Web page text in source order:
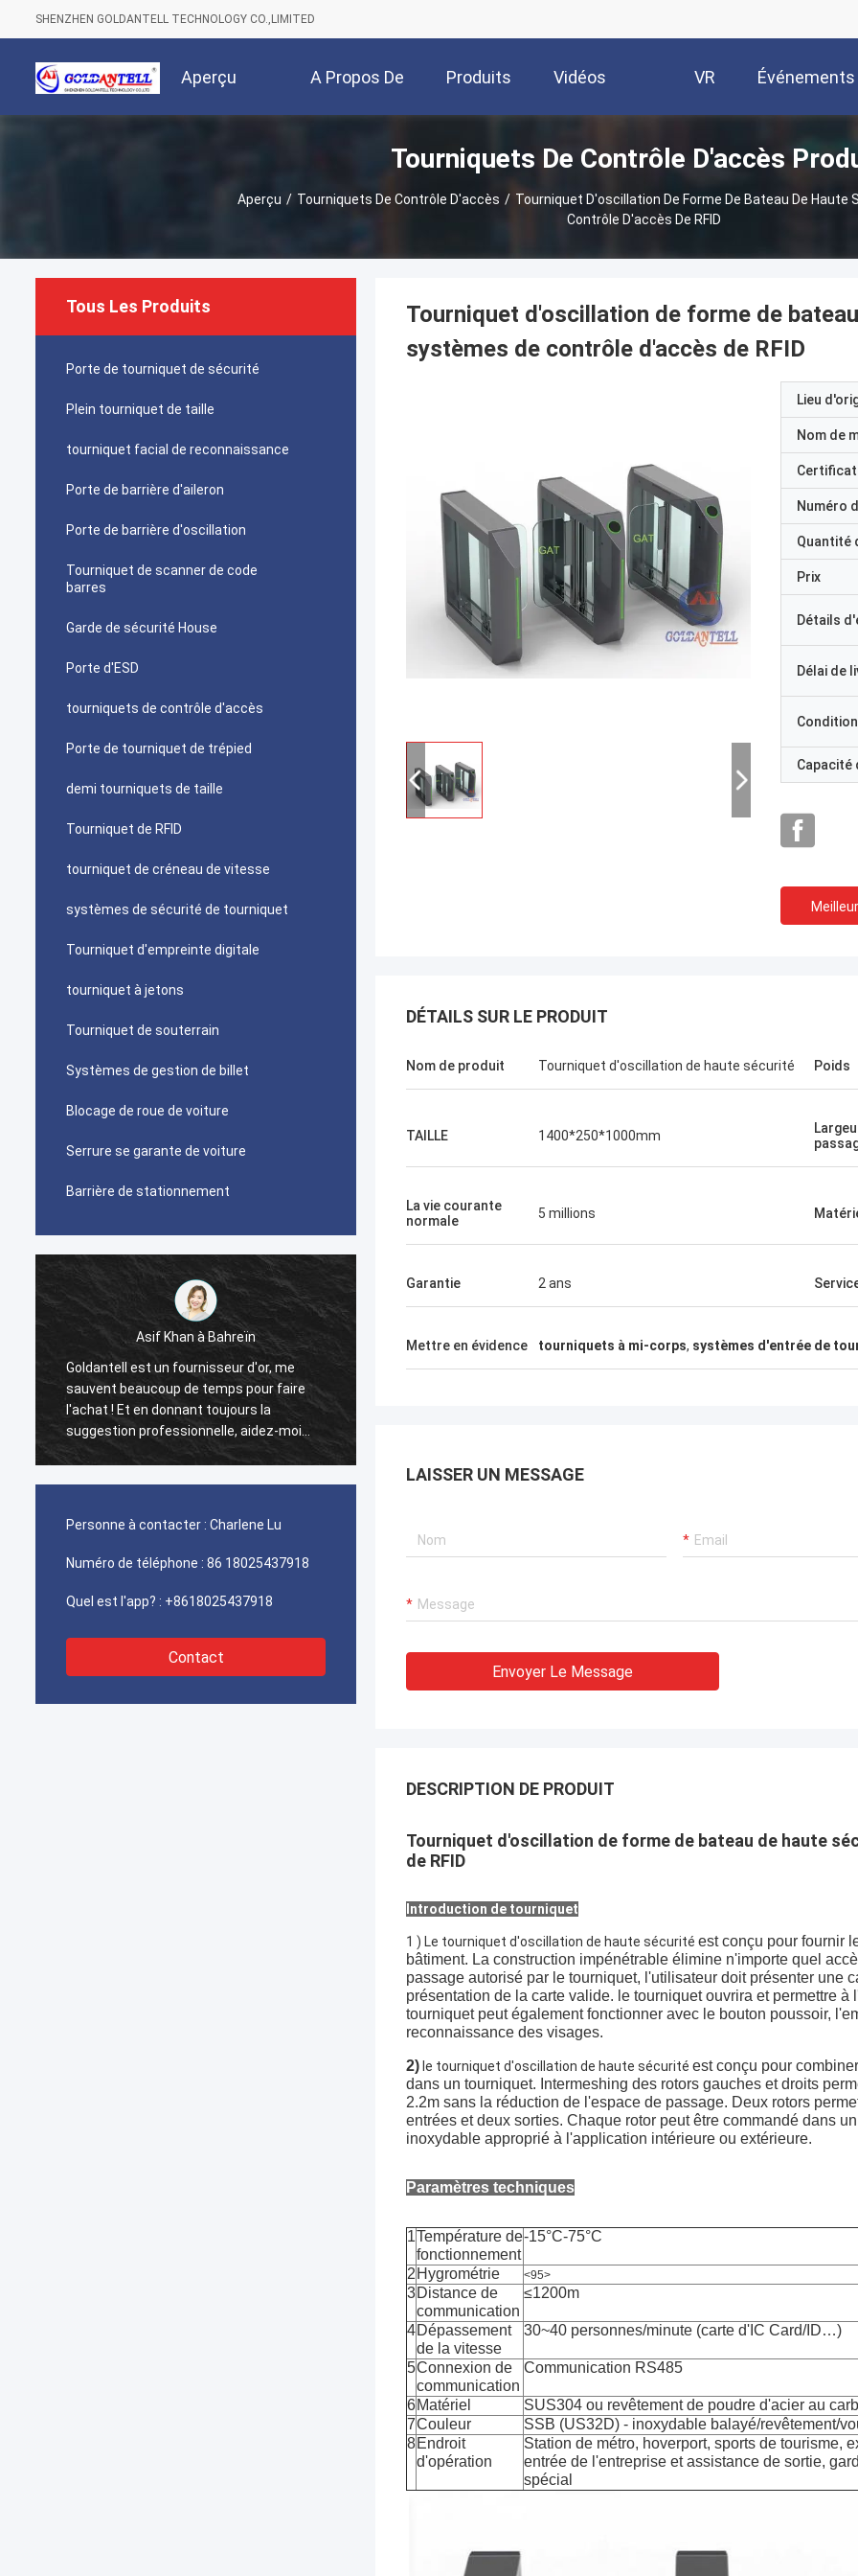
SHENZHEN GOLDANTELL TECHNOLOGY CO.,LIMITED
Aperçu A Propos De
Nous
Produits Vidéos VR
Show
Événements
Tourniquets De Contrôle D'accès
Aperçu / Tourniquets De Contrôle D'accès / Tourniquet D'oscillation De Forme De Bateau De Haute
Contrôle D'accès De RFID
Tous Les Produits
Porte de tourniquet de sécurité
Plein tourniquet de taille
tourniquet facial de reconnaissance
Porte de barrière d'aileron
Porte de barrière d'oscillation
Tourniquet de scanner de code
barres
Garde de sécurité House
Porte d'ESD
tourniquets de contrôle d'accès
Porte de tourniquet de trépied
demi tourniquets de taille
Tourniquet de RFID
tourniquet de créneau de vitesse
systèmes de sécurité de tourniquet
Tourniquet d'empreinte digitale
tourniquet à jetons
Tourniquet de souterrain
Systèmes de gestion de billet
Blocage de roue de voiture
Serrure se garante de voiture
Barrière de stationnement
Asif Khan à Bahreïn
Goldantell est un fournisseur d'or, me
sauvent beaucoup de temps pour faire
l'achat ! Et en donnant toujours la
suggestion professionnelle, aidez-moi
beaucoup dans les affaires !
Ahmed Al-Farsi aux Émirats arabes unis
Les tourniquets de reconnaissance
Klara Müller en
Des portes de
Personne à contacter : Charlene Lu
Numéro de téléphone : 86 18025437918
Quel est l'app? : +8618025437918
Contact
Tourniquet d'oscillation de forme de
systèmes de contrôle d'accès de RFID
Lieu
Nom de
Numéro
Quantité
Prix
Détails
Délai de
Capacité
DÉTAILS SUR LE PRODUIT
Nom de produit Tourniquet d'oscillation de haute sécurité Poids
TAILLE 1400*250*1000mm
La vie courante
normale
5 millions
Garantie 2 ans
Mettre en évidence tourniquets à mi-corps, systèmes d'entrée de
LAISSER UN MESSAGE
Envoyer Le Message
DESCRIPTION DE PRODUIT
Tourniquet d'oscillation de forme de bateau de haute
de RFID
Introduction de tourniquet
1 ) Le tourniquet d'oscillation de haute sécurité est conçu pour fournir
bâtiment. La construction impénétrable élimine n'importe quel
passage autorisé par le tourniquet, l'utilisateur doit présenter une
présentation de la carte valide. le tourniquet ouvrira et permettre
tourniquet peut également fonctionner avec le bouton poussoir,
reconnaissance des visages.
2) le tourniquet d'oscillation de haute sécurité est conçu pour
dans un tourniquet. Intermeshing des rotors gauches et droits
2.2m sans la réduction de l'espace de passage. Deux rotors
entrées et deux sorties. Chaque rotor peut être commandé dans
inoxydable approprié à l'application intérieure ou extérieure.
Paramètres techniques
1Température de
fonctionnement
-15°C-75°C
2 Hygrométrie <95>
3Distance de
communication
≤1200m
4Dépassement
de la vitesse
30~40 personnes/minute (carte d'IC Card/ID…)
5Connexion de
communication
Communication RS485
6Matériel
SUS304 ou revêtement de poudre d'acier au
7Couleur
SSB (US32D) - inoxydable balayé/revêtement/
8Endroit
d'opération
Station de métro, hoverport, sports de tourisme,
entrée de l'entreprise et assistance de sortie,
spécial